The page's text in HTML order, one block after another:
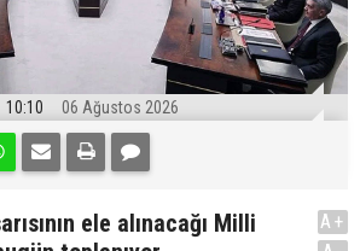
10:10 06 Ağustos 2026
ele alınacağı Milli
A+